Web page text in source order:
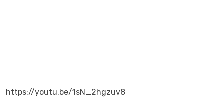
https://youtu.be/1sN_2hgzuv8